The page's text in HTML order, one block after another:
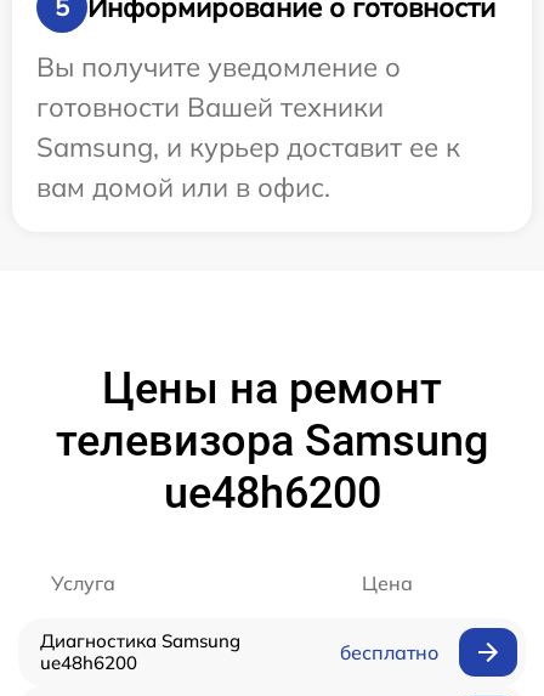
5
Информирование о готовности
Вы получите уведомление о
готовности Вашей техники
Samsung, и курьер доставит ее к
вам домой или в офис.
Цены на ремонт
телевизора Samsung
ue48h6200
Услуга Цена
Диагностика Samsung
ue48h6200
бесплатно